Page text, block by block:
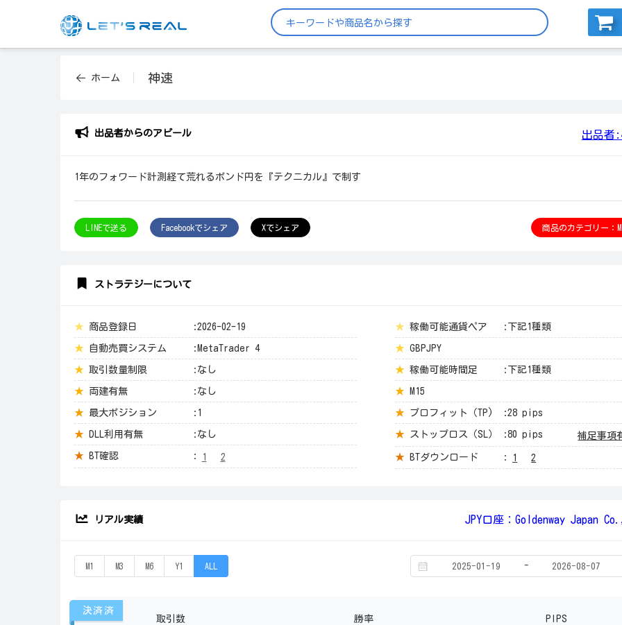
ホーム 神速
出品者からのアピール 出品者
1年のフォワード計測経て荒れるポンド円を『テクニカル』で制す
LINEで送る Facebookでシェア Xでシェア 商品のカテゴリー：
ストラテジーについて
★ 商品登録日 :2026-02-19
★ 自動売買システム :MetaTrader 4
★ 取引数量制限 :なし
★ 両建有無 :なし
★ 最大ポジション :1
★ DLL利用有無 :なし
★ BT確認 : 1 2
★ 稼働可能通貨ペア :下記1種類
★ GBPJPY
★ 稼働可能時間足 :下記1種類
★ M15
★ プロフィット（TP) :28 pips
★ ストップロス（SL） :80 pips 補足事項
★ BTダウンロード : 1 2
リアル実績 JPY口座：Goldenway Japan
M1 M3 M6 Y1 ALL -
決済済
取引数
勝率 PIPS